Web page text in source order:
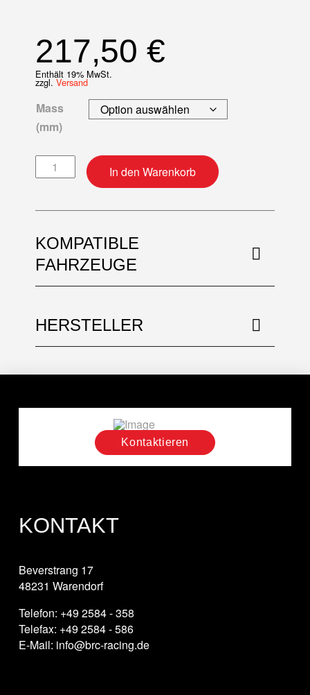
217,50 €
Enthält 19% MwSt.
zzgl. Versand
Mass
(mm)
Kolben-Kit MengeIn den Warenkorb
KOMPATIBLE
FAHRZEUGE
HERSTELLER
Kontaktieren
KONTAKT
Beverstrang 17
48231 Warendorf
Telefon: +49 2584 - 358
Telefax: +49 2584 - 586
E-Mail: info@brc-racing.de